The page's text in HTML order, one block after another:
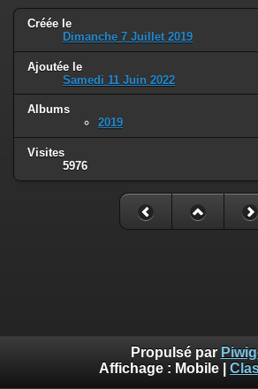
Créée le
Dimanche 7 Juillet 2019
Ajoutée le
Samedi 11 Juin 2022
Albums
2019
Visites
5976
Propulsé par
Affichage : Mobile